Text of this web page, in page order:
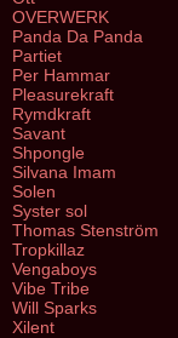
OVERWERK
Panda Da Panda
Partiet
Per Hammar
Pleasurekraft
Rymdkraft
Savant
Shpongle
Silvana Imam
Solen
Syster sol
Thomas Stenström
Tropkillaz
Vengaboys
Vibe Tribe
Will Sparks
Xilent